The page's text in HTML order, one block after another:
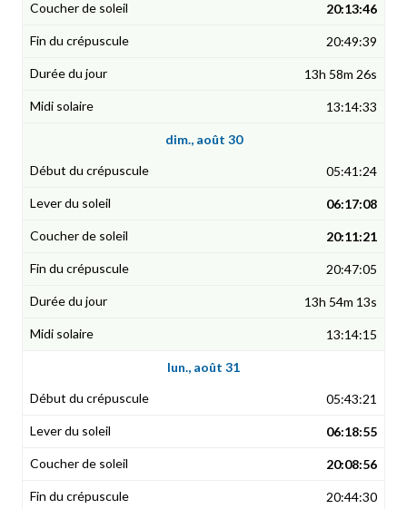
20:13:46
20:49:39
13h 58m 26s
13:14:33
dim., août 30
05:41:24
06:17:08
20:11:21
20:47:05
13h 54m 13s
13:14:15
lun., août 31
05:43:21
06:18:55
20:08:56
20:44:30